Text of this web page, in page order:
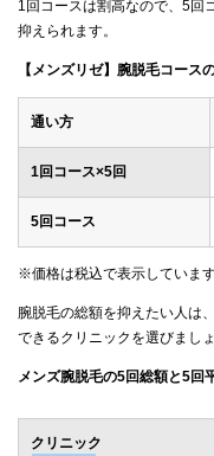
1回コースは割高なので、5回
抑えられます。
【メンズリゼ】腕脱毛コース
通い方
1回コース×5回
5回コース
※価格は税込で表示しています
腕脱毛の総額を抑えたい人は
できるクリニックを選びましょ
メンズ腕脱毛の5回総額と5回
クリニック